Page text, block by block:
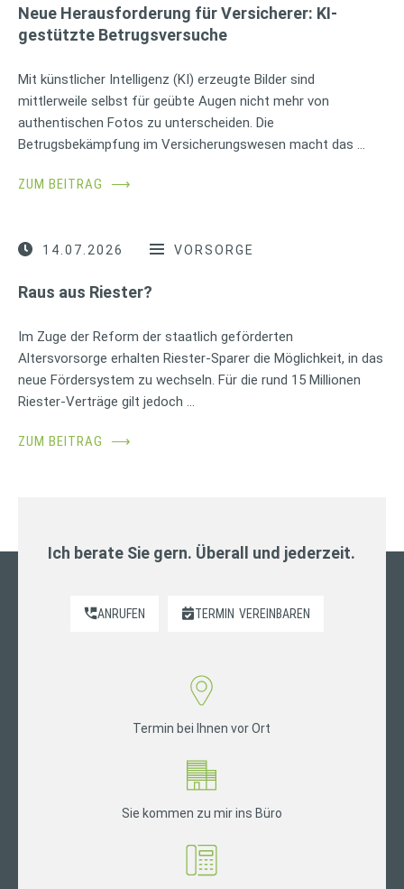
Neue Herausforderung für Versicherer: KI-
gestützte Betrugsversuche
Mit künstlicher Intelligenz (KI) erzeugte Bilder sind
mittlerweile selbst für geübte Augen nicht mehr von
authentischen Fotos zu unterscheiden. Die
Betrugsbekämpfung im Versicherungswesen macht das …
ZUM BEITRAG ⟶
14.07.2026 VORSORGE
Raus aus Riester?
Im Zuge der Reform der staatlich geförderten
Altersvorsorge erhalten Riester-Sparer die Möglichkeit, in das
neue Fördersystem zu wechseln. Für die rund 15 Millionen
Riester-Verträge gilt jedoch …
ZUM BEITRAG ⟶
Ich berate Sie gern. Überall und jederzeit.
ANRUFEN TERMIN VEREINBAREN
Termin bei Ihnen vor Ort
Sie kommen zu mir ins Büro